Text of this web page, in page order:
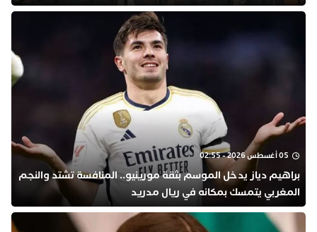
05 أغسطس 2026 - 02:55
براهيم دياز يدخل الموسم بثقة مورينيو.. المنافسة تشتد والنجم
المغربي يتمسك بمكانه في ريال مدريد